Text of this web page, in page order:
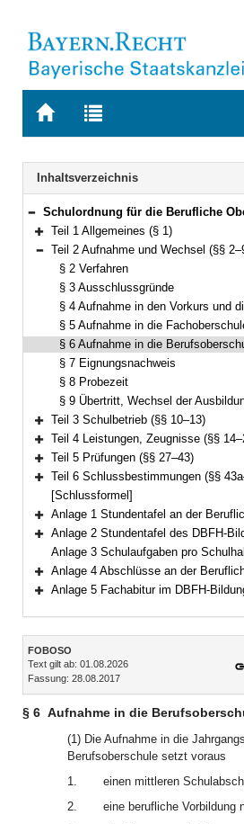
Zur
BAYERN.RECHT
Zur
letzten
Suche
Navigation
Inhaltsverzeichnis
Bereich reduzieren
Schulordnung für die Berufliche Oberschule – Fachoberschulen und Berufsoberschulen (Fachober- und Berufsoberschulordnung
Bereich erweitern
Teil 1 Allgemeines (§ 1)
Bereich reduzieren
Teil 2 Aufnahme und Wechsel (§§
§ 2 Verfahren
§ 3 Ausschlussgründe
§ 4 Aufnahme in den Vorkurs und
§ 5 Aufnahme in die
§ 6 Aufnahme in die
§ 7 Eignungsnachweis
§ 8 Probezeit
§ 9 Übertritt, Wechsel der
Bereich erweitern
Teil 3 Schulbetrieb (§§ 10–13)
Bereich erweitern
Teil 4 Leistungen, Zeugnisse (§§
Bereich erweitern
Teil 5 Prüfungen (§§ 27–43)
Bereich erweitern
Teil 6 Schlussbestimmungen (§§
[Schlussformel]
Bereich erweitern
Anlage 1 Stundentafel an der
Bereich erweitern
Anlage 2 Stundentafel des DBFH-
Anlage 3 Schulaufgaben pro Schulhalbjahr oder
Bereich erweitern
Anlage 4 Abschlüsse an der
Anlage 5 Fachabitur im DBFH-
Inhalt
FOBOSO
Text gilt ab: 01.08.2026
Fassung: 28.08.2017
§ 6 Aufnahme in die
(1) Die Aufnahme in die
Berufsoberschule setzt voraus
1.
einen mittleren
2.
eine berufliche Vorbildung